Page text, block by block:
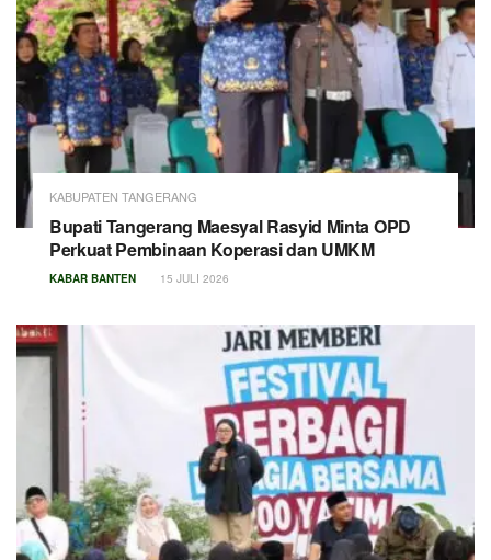
KABUPATEN TANGERANG
Bupati Tangerang Maesyal Rasyid Minta OPD
Perkuat Pembinaan Koperasi dan UMKM
KABAR BANTEN 15 JULI 2026